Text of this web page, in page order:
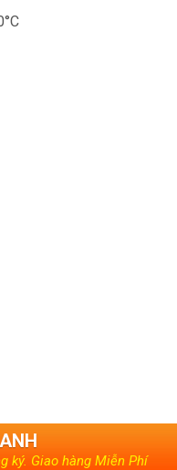
ký. Giao hàng Miễn Phí